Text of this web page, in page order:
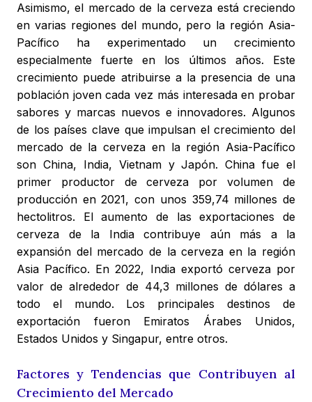
Asimismo, el mercado de la cerveza está creciendo
en varias regiones del mundo, pero la región Asia-
Pacífico ha experimentado un crecimiento
especialmente fuerte en los últimos años. Este
crecimiento puede atribuirse a la presencia de una
población joven cada vez más interesada en probar
sabores y marcas nuevos e innovadores. Algunos
de los países clave que impulsan el crecimiento del
mercado de la cerveza en la región Asia-Pacífico
son China, India, Vietnam y Japón. China fue el
primer productor de cerveza por volumen de
producción en 2021, con unos 359,74 millones de
hectolitros. El aumento de las exportaciones de
cerveza de la India contribuye aún más a la
expansión del mercado de la cerveza en la región
Asia Pacífico. En 2022, India exportó cerveza por
valor de alrededor de 44,3 millones de dólares a
todo el mundo. Los principales destinos de
exportación fueron Emiratos Árabes Unidos,
Estados Unidos y Singapur, entre otros.
Factores y Tendencias que Contribuyen al
Crecimiento del Mercado